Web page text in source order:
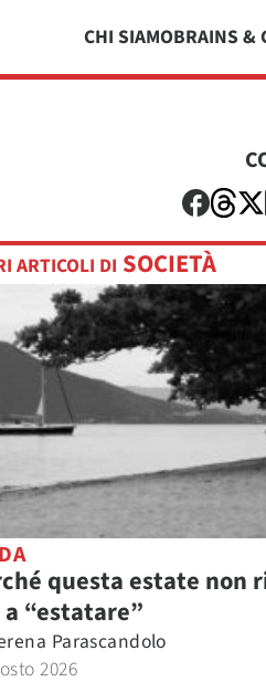
CHI SIAMOBRAINS &
ARTICOLI DI SOCIETÀ
questa estate non
“estatare”
Parascandolo
2026